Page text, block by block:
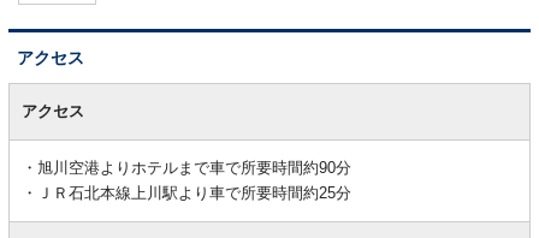
アクセス
アクセス
旭川空港よりホテルまで車で所要時間約90分
ＪＲ石北本線上川駅より車で所要時間約25分